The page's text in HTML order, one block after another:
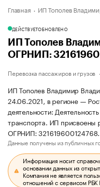
Главная ИП Тополев
ДЕЙСТВУЕТОБНОВЛЕНО
ИП Тополев
ОГРНИП:
Перевозка пассажиров и грузов
ИП Тополев Владимир
24.06.2021, в регионе —
деятельности:
транспорта. ИП присвоены
ОГРНИП: 321619600124768.
Данные получены из публичных
Информация носит
основании данных из
Компания не является
отношений с сервисом РБК